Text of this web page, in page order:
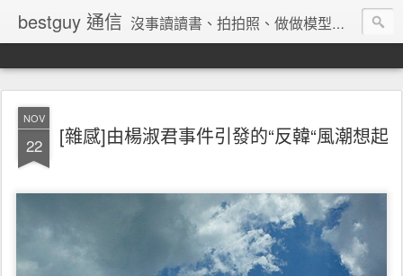
bestguy 通信 沒事讀讀書、拍拍照、做做模型、收集玩具與老相機的網路業老兵
NOV
22 [雜感]由楊淑君事件引發的“反韓“風潮想起